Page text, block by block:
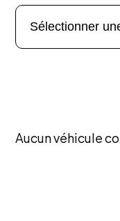
Aucun véhicule